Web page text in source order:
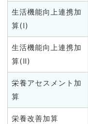
生活機能向上連携加
算(Ⅰ)
生活機能向上連携加
算(Ⅱ)
栄養アセスメント加
算
栄養改善加算